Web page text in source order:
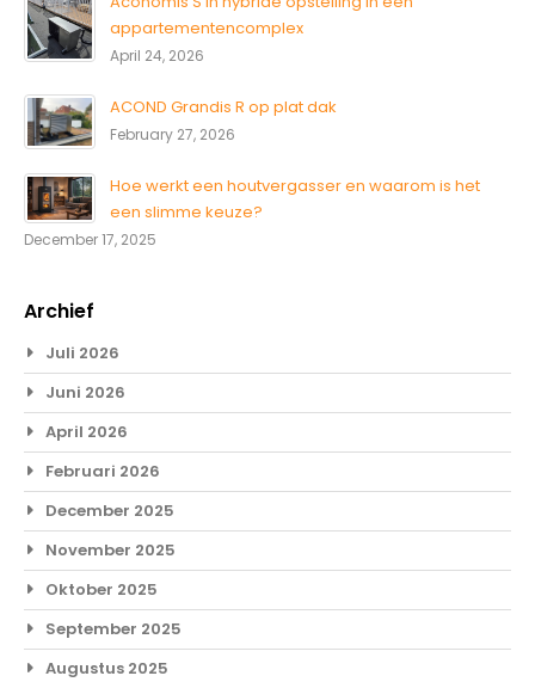
appartementencomplex
April 24, 2026
ACOND Grandis R op plat dak
February 27, 2026
Hoe werkt een houtvergasser en waarom is het
een slimme keuze?
December 17, 2025
Archief
Juli 2026
Juni 2026
April 2026
Februari 2026
December 2025
November 2025
Oktober 2025
September 2025
Augustus 2025